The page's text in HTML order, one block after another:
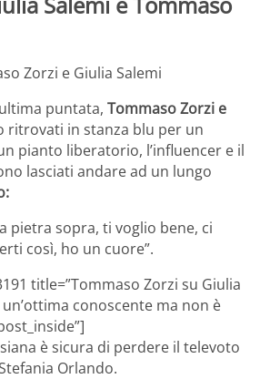
puntata, Tommaso Zorzi e
ritrovati in stanza blu per un
pianto liberatorio, l’influencer e il
lasciati andare ad un lungo
pietra sopra, ti voglio bene, ci
così, ho un cuore”.
title=”Tommaso Zorzi su Giulia
un’ottima conoscente ma non è
è sicura di perdere il televoto
Orlando.